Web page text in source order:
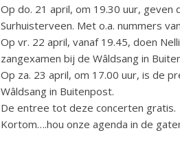
Op do. 21 april, om 19.30 uur, geven
Surhuisterveen. Met o.a. nummers
Op vr. 22 april, vanaf 19.45, doen
zangexamen bij de Wâldsang in
Op za. 23 april, om 17.00 uur, is de
Wâldsang in Buitenpost.
De entree tot deze concerten gratis.
Kortom….hou onze agenda in de